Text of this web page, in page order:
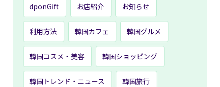
dponGift お店紹介 お知らせ
利用方法 韓国カフェ 韓国グルメ
韓国コスメ・美容 韓国ショッピング
韓国トレンド・ニュース 韓国旅行